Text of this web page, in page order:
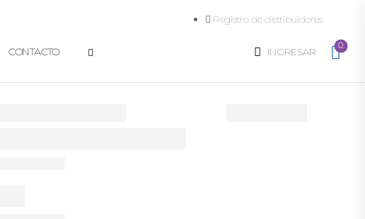
Registro de distribuidores
CONTACTO INGRESAR
0